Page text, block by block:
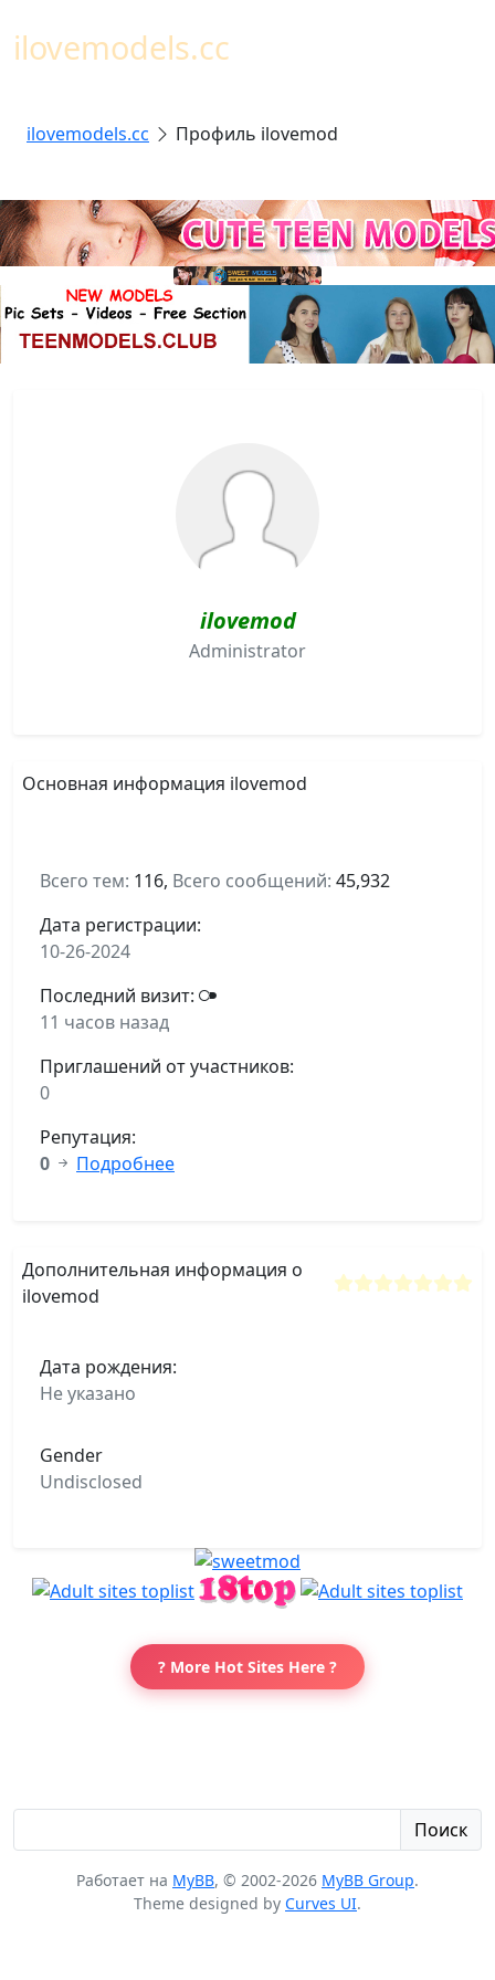
ilovemodels.cc
ilovemodels.cc Профиль ilovemod
ilovemod
Administrator
Основная информация ilovemod
Всего тем: 116, Всего сообщений: 45,932
Дата регистрации:
10-26-2024
Последний визит:
11 часов назад
Приглашений от участников:
0
Репутация:
0
Подробнее
Дополнительная информация о
ilovemod
Дата рождения:
Не указано
Gender
Undisclosed
? More Hot Sites Here ?
Поиск
Работает на MyBB, © 2002-2026 MyBB Group.
Theme designed by Curves UI.